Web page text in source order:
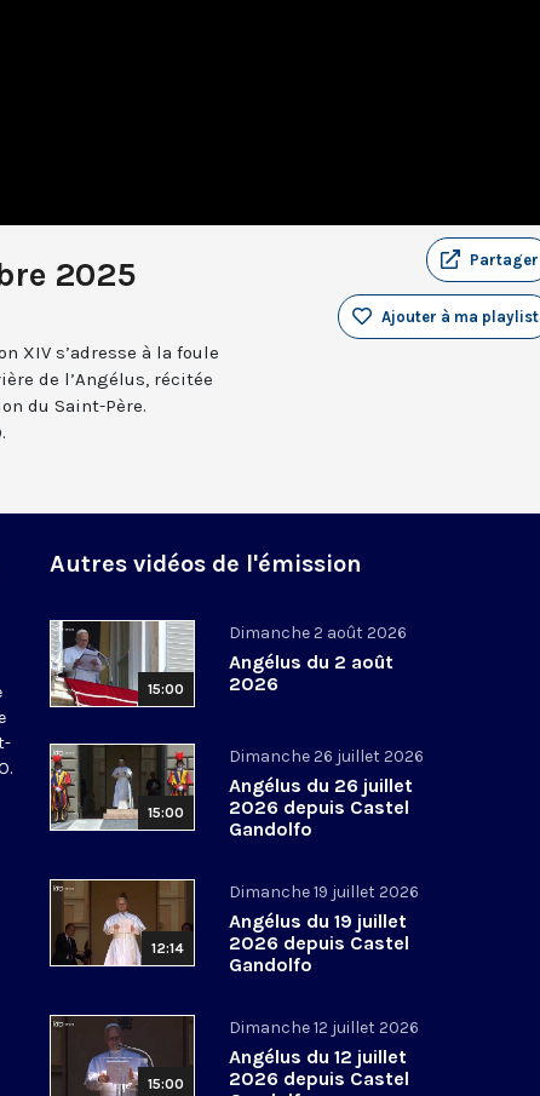
2025 Partager
Ajouter à ma playlist
XIV s’adresse à la foule
de l’Angélus, récitée
du Saint-Père.
Autres vidéos de l'émission
15:00
Dimanche 2 août 2026
Angélus du 2 août
2026
15:00
Dimanche 26 juillet 2026
Angélus du 26 juillet
2026 depuis Castel
Gandolfo
12:14
Dimanche 19 juillet 2026
Angélus du 19 juillet
2026 depuis Castel
Gandolfo
15:00
Dimanche 12 juillet 2026
Angélus du 12 juillet
2026 depuis Castel